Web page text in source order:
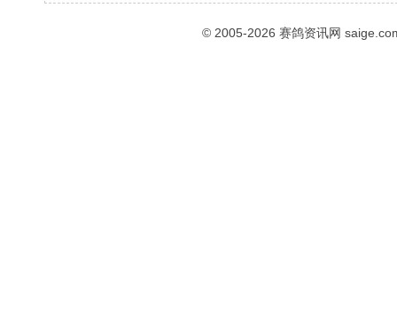
© 2005-2026 赛鸽资讯网